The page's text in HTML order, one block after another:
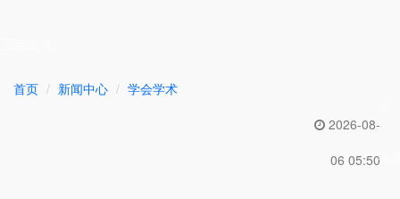
登
首页 新闻中心
学会学术
2026-08-
06 05:50